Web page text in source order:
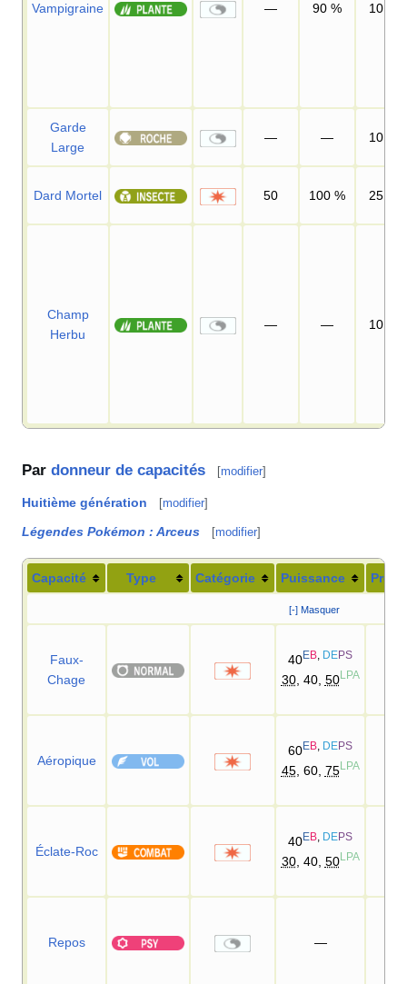
Vampigraine — 90 % 10
Garde
Large
— — 10
Dard Mortel 50 100 % 25
Champ
Herbu
— — 10
Par donneur de capacités [modifier]
Huitième génération [modifier]
Légendes Pokémon : Arceus [modifier]
Capacité Type Catégorie Puissance
[-] Masquer
Faux-
Chage
40EB DEPS
30, 40, 50 LPA
Aéropique
60EB DEPS
45, 60, 75 LPA
Éclate-Roc
40EB DEPS
30, 40, 50 LPA
Repos —